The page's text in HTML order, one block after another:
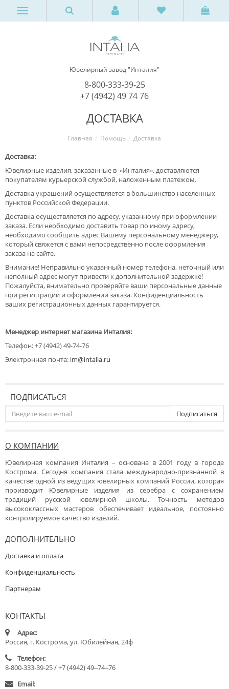
Ювелирный завод "Инталия"
8-800-333-39-25
+7 (4942) 49 74 76
ДОСТАВКА
Главная Помощь Доставка
Доставка:
Ювелирные изделия, заказанные в «Инталия», доставляются
покупателям курьерской службой, наложенным платежом.
Доставка украшений осуществляется в большинство населенных
пунктов Российской Федерации.
Доставка осуществляется по адресу, указанному при оформлении
заказа. Если необходимо доставить товар по иному адресу,
необходимо сообщить адрес Вашему персональному менеджеру,
который свяжется с вами непосредственно после оформления
заказа на сайте.
Внимание! Неправильно указанный номер телефона, неточный или
неполный адрес могут привести к дополнительной задержке!
Пожалуйста, внимательно проверяйте ваши персональные данные
при регистрации и оформлении заказа. Конфиденциальность
ваших регистрационных данных гарантируется.
Менеджер интернет магазина Инталия:
Телефон: +7 (4942) 49-74-76
Электронная почта: im@intalia.ru
ПОДПИСАТЬСЯ
Подписаться
О КОМПАНИИ
Ювелирная компания Инталия – основана в 2001 году в городе
Кострома. Сегодня компания стала международно-признанной в
качестве одной из ведущих ювелирных компаний России, которая
производит Ювелирные изделия из серебра с сохранением
традиций русской ювелирной школы. Точность методов
высококлассных мастеров обеспечивает идеальное, постоянно
контролируемое качество изделий.
ДОПОЛНИТЕЛЬНО
Доставка и оплата
Конфиденциальность
Партнерам
КОНТАКТЫ
Адрес:
Россия, г. Кострома, ул. Юбилейная, 24ф
Телефон:
8-800-333-39-25 / +7 (4942) 49‒74‒76
Email: